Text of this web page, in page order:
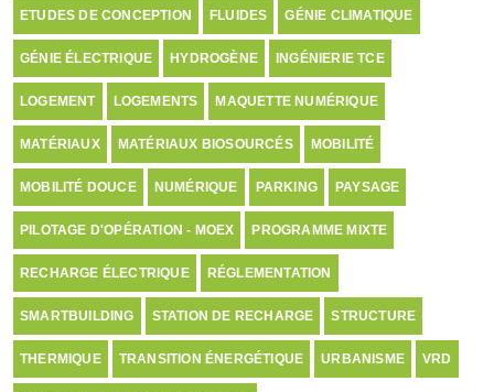
ETUDES DE CONCEPTION FLUIDES GÉNIE CLIMATIQUE
GÉNIE ÉLECTRIQUE HYDROGÈNE INGÉNIERIE TCE
LOGEMENT LOGEMENTS MAQUETTE NUMÉRIQUE
MATÉRIAUX MATÉRIAUX BIOSOURCÉS MOBILITÉ
MOBILITÉ DOUCE NUMÉRIQUE PARKING PAYSAGE
PILOTAGE D'OPÉRATION - MOEX PROGRAMME MIXTE
RECHARGE ÉLECTRIQUE RÉGLEMENTATION
SMARTBUILDING STATION DE RECHARGE STRUCTURE
THERMIQUE TRANSITION ÉNERGÉTIQUE URBANISME VRD